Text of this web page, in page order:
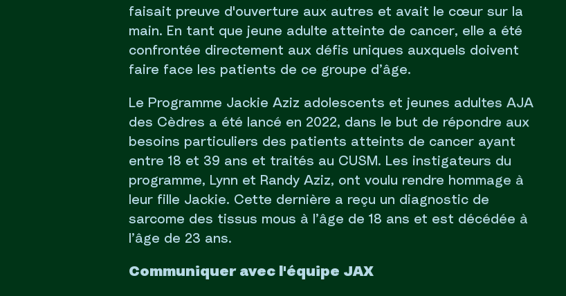
faisait preuve d'ouverture aux autres et avait le cœur sur la
main. En tant que jeune adulte atteinte de cancer, elle a été
confrontée directement aux défis uniques auxquels doivent
faire face les patients de ce groupe d’âge.
Le Programme Jackie Aziz adolescents et jeunes adultes AJA
des Cèdres a été lancé en 2022, dans le but de répondre aux
besoins particuliers des patients atteints de cancer ayant
entre 18 et 39 ans et traités au CUSM. Les instigateurs du
programme, Lynn et Randy Aziz, ont voulu rendre hommage à
leur fille Jackie. Cette dernière a reçu un diagnostic de
sarcome des tissus mous à l’âge de 18 ans et est décédée à
l’âge de 23 ans.
Communiquer avec l'équipe JAX